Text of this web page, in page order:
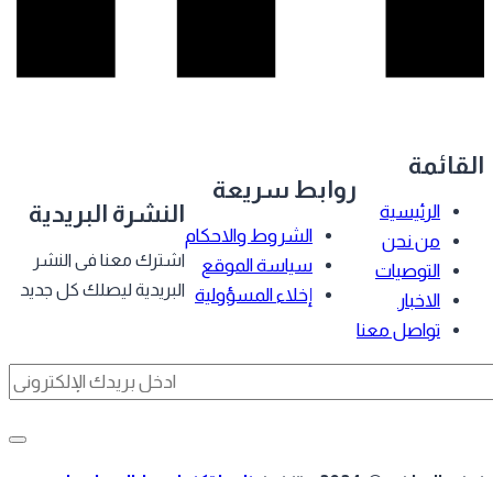
الرئيسية
من نحن
التوصيات
الاخبار
تواصل معنا
روابط سريعة
الشروط والاحكام
سياسة الموقع
إخلاء المسؤولية
النشرة البريدية
اشترك معنا فى النشر
البريدية ليصلك كل جديد